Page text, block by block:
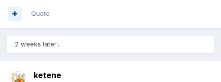
Quote
2 weeks later...
ketene